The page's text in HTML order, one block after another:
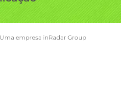
empresa inRadar Group